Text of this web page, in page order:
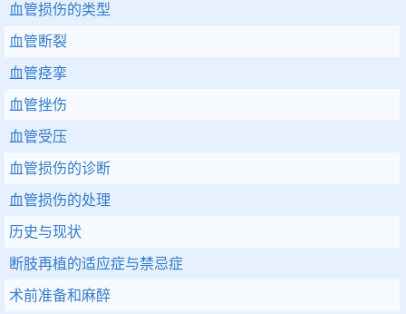
血管损伤的类型
血管断裂
血管痉挛
血管挫伤
血管受压
血管损伤的诊断
血管损伤的处理
历史与现状
断肢再植的适应症与禁忌症
术前准备和麻醉